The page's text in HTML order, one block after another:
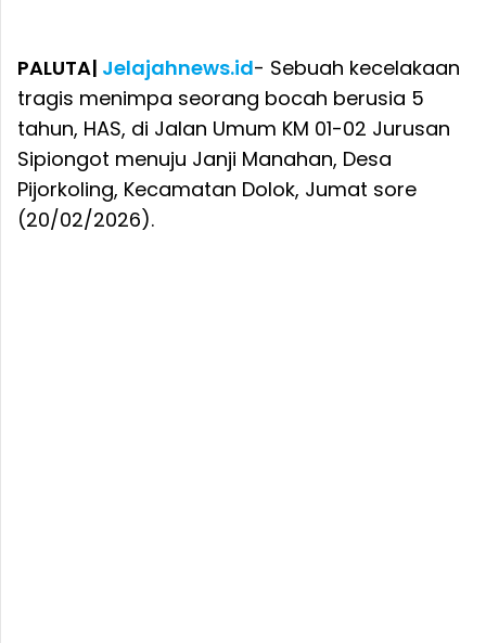
PALUTA| Jelajahnews.id- Sebuah kecelakaan
tragis menimpa seorang bocah berusia 5
tahun, HAS, di Jalan Umum KM 01-02 Jurusan
Sipiongot menuju Janji Manahan, Desa
Pijorkoling, Kecamatan Dolok, Jumat sore
(20/02/2026).